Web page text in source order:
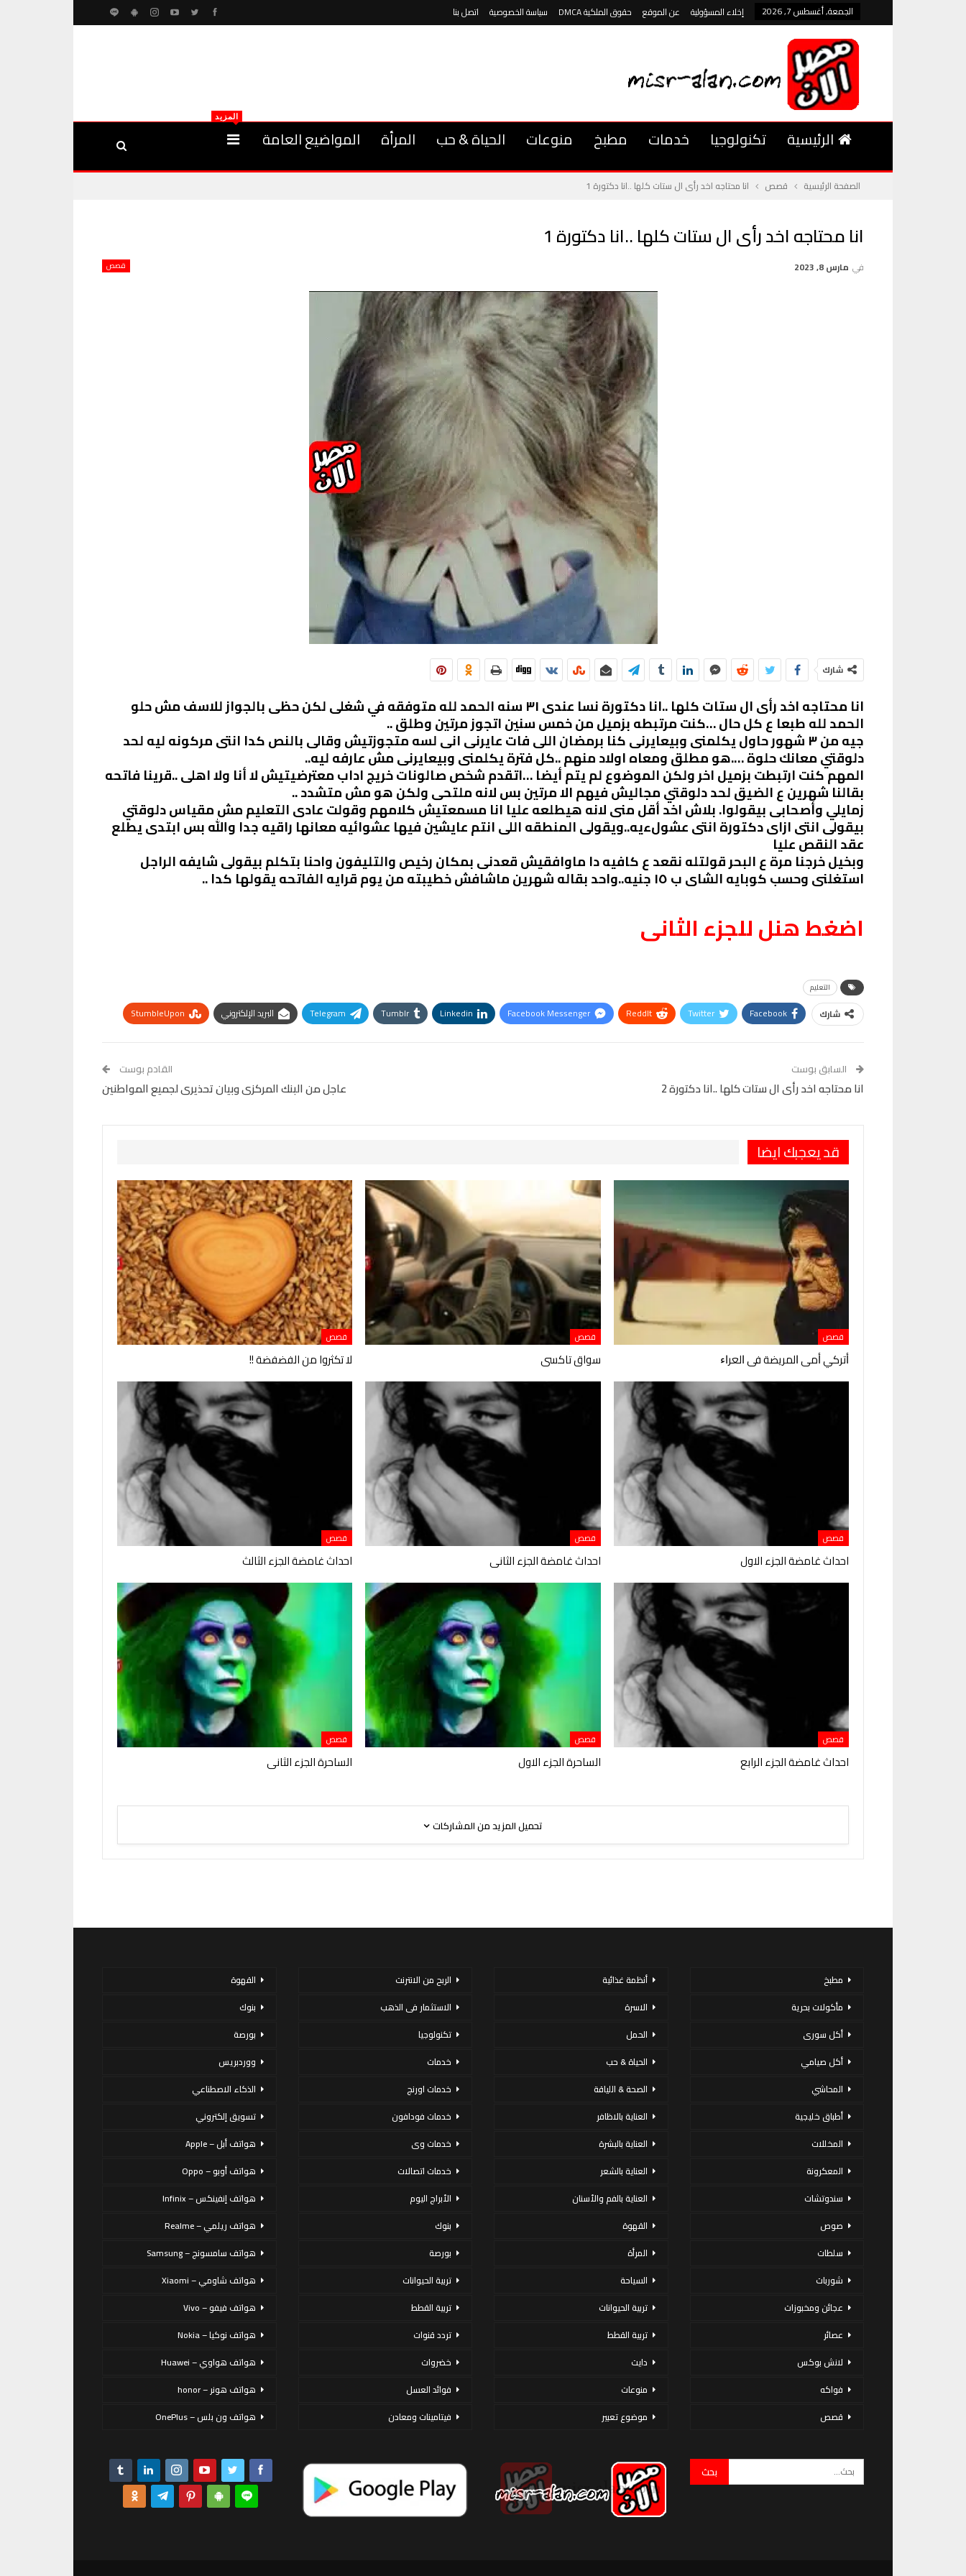
الجمعة, أغسطس 7, 2026 إخلاء المسؤولية عن الموقع حقوق الملكية DMCA سياسة الخصوصية اتصل بنا
الرئيسية تكنولوجيا خدمات مطبخ منوعات الحياة & حب المرأة المواضيع العامة
المزيد
الصفحة الرئيسية قصص انا محتاجه اخد رأى ال ستات كلها ..انا دكتورة 1
انا محتاجه اخد رأى ال ستات كلها ..انا دكتورة 1
قصص في مارس 8, 2023
شارك
انا محتاجه اخد رأى ال ستات كلها ..انا دكتورة نسا عندى ٣١ سنه الحمد لله متوفقه في شغلى لكن حظى بالجواز للاسف مش حلو
الحمد لله طبعا ع كل حال …كنت مرتبطه بزميل من خمس سنين اتجوز مرتين وطلق ..
جيه من ٣ شهور حاول يكلمنى وبيعايرنى كنا برمضان اللى فات عايرنى انى لسه متجوزتيش وقالى بالنص كدا انتى مركونه ليه لحد
دلوقتي معانك حلوة ….هو مطلق ومعاه اولاد منهم ..كل فترة يكلمنى وبيعايرنى مش عارفه ليه..
المهم كنت ارتبطت بزميل اخر ولكن الموضوع لم يتم أيضا …اتقدم شخص صالونات خريج اداب معترضيتيش لا أنا ولا اهلى ..قرينا فاتحه
بقالنا شهرين ع الضيق لحد دلوقتي مجاليش فيهم الا مرتين بس لانه ملتحى ولكن هو مش متشدد ..
زمايلي وأصحابى بيقولوا. بلاش اخد أقل منى لانه هيطلعه عليا انا مسمعتيش كلامهم وقولت عادى التعليم مش مقياس دلوقتي
بيقولى انتى ازاى دكتورة انتى عشولءيه..ويقولى المنطقه اللى انتم عايشين فيها عشوائيه معانها راقيه جدا والله بس ابتدى يطلع
عقد النقص عليا
وبخيل خرجنا مرة ع البحر قولتله نقعد ع كافيه دا ماوافقيش قعدنى بمكان رخيص والتليفون واحنا بتكلم بيقولى شايفه الراجل
استغلنى وحسب كوبايه الشاى ب ١٥ جنيه..واحد بقاله شهرين ماشافش خطيبته من يوم قرايه الفاتحه يقولها كدا ..
اضغط هنل للجزء الثانى
التعليم
شارك Facebook
Twitter
ReddIt
Facebook Messenger
Linkedin
Tumblr
Telegram البريد الإلكتروني
StumbleUpon
السابق بوست
انا محتاجه اخد رأى ال ستات كلها ..انا دكتورة 2
القادم بوست
عاجل من البنك المركزى وبيان تحذيرى لجميع المواطنين
قد يعجبك ايضا
قصص
ﺃﺗﺮﻛﻲ ﺃﻣﻰ ﺍﻟﻤﺮﻳﻀﺔ ﻓﻰ ﺍﻟﻌﺮﺍﺀ
قصص
سواق تاكسى
قصص
لا تكثروا من الفضفضة !!
قصص
احداث غامضة الجزء الاول
قصص
احداث غامضة الجزء الثانى
قصص
احداث غامضة الجزء الثالث
قصص
احداث غامضة الجزء الرابع
قصص
الساحرة الجزء الاول
قصص
الساحرة الجزء الثانى
تحميل المزيد من المشاركات
مطبخ
مأكولات بحرية
أكل سورى
أكل صيامي
المحاشي
أطباق خليجية
المخللات
المعكرونة
سندوتشات
صوص
سلطات
شوربات
عجائن ومخبوزات
عصائر
لانش بوكس
فواكه
قصص
أنظمة غذائية
الاسرة
الحمل
الحياة & حب
الصحة & اللياقة
العناية بالاظافر
العناية بالبشرة
العناية بالشعر
العناية بالفم والأسنان
القهوة
المرأة
السياحة
تربية الحيوانات
تربية القطط
دايت
منوعات
موضوع تعبير
الربح من الانترنت
الاستثمار فى الذهب
تكنولوجيا
خدمات
خدمات اورنج
خدمات فودافون
خدمات وى
خدمات اتصالات
الأبراج اليوم
بنوك
بورصة
تربية الحيوانات
تربية القطط
تردد قنوات
خضروات
فوائد العسل
فيتامينات ومعادن
القهوة
بنوك
بورصة
ووردبريس
الذكاء الاصطناعي
تسويق إلكتروني
هواتف أبل – Apple
هواتف أوبو – Oppo
هواتف إنفينكس – Infinix
هواتف ريلمي – Realme
هواتف سامسونج – Samsung
هواتف شاومي – Xiaomi
هواتف فيفو – Vivo
هواتف نوكيا – Nokia
هواتف هواوي – Huawei
هواتف هونر – honor
هواتف ون بلس – OnePlus